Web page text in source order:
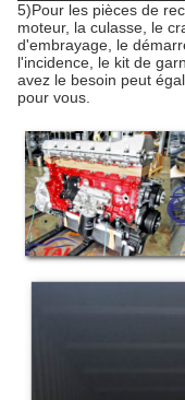
5)Pour les pièces de
moteur, la culasse, le
d'embrayage, le
l'incidence, le kit de
avez le besoin peut
pour vous.